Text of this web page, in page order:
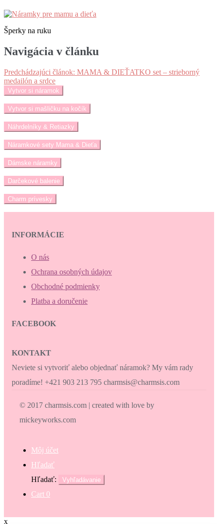
Šperky na ruku
Navigácia v článku
Predchádzajúci článok: MAMA & DIEŤATKO set – strieborný
medailón a srdce
Vytvor si náramok
Vytvor si mašličku na kočík
Náhrdelníky & Retiazky
Náramkové sety Mama & Dieťa
Dámske náramky
Darčekové balenie
Charm prívesky
INFORMÁCIE
O nás
Ochrana osobných údajov
Obchodné podmienky
Platba a doručenie
FACEBOOK
KONTAKT
Neviete si vytvoriť alebo objednať náramok? My vám rady
poradíme! +421 903 213 795 charmsis@charmsis.com
© 2017 charmsis.com | created with love by
mickeyworks.com
Môj účet
Hľadať
Hľadať:
Vyhľadávanie
Cart 0
x